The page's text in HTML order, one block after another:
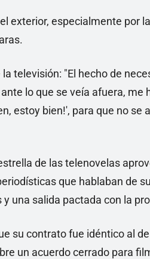
exterior, especialmente por
televisión: "El hecho de
lo que se veía afuera, me
estoy bien!', para que no se
de las telenovelas
que hablaban de
una salida pactada con la
su contrato fue idéntico al
un acuerdo cerrado para